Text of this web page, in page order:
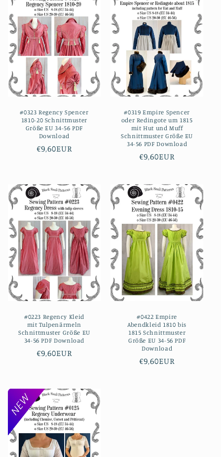
#0323 Regency Spencer
1810-20 Schnittmuster
Größe EU 34-56 PDF
Download
Normaler
€9,60EUR
#0319 Empire Spencer
oder Redingote um 1815
mit Hut und Muff
Schnittmuster Größe EU
34-56 PDF Download
Normaler
€9,60EUR
#0223 Regency Kleid
mit Tulpenärmeln
Schnittmuster Größe EU
34-56 PDF Download
Normaler
€9,60EUR
#0422 Empire
Abendkleid 1810 bis
1815 Schnittmuster
Größe EU 34-56 PDF
Download
Normaler
€9,60EUR